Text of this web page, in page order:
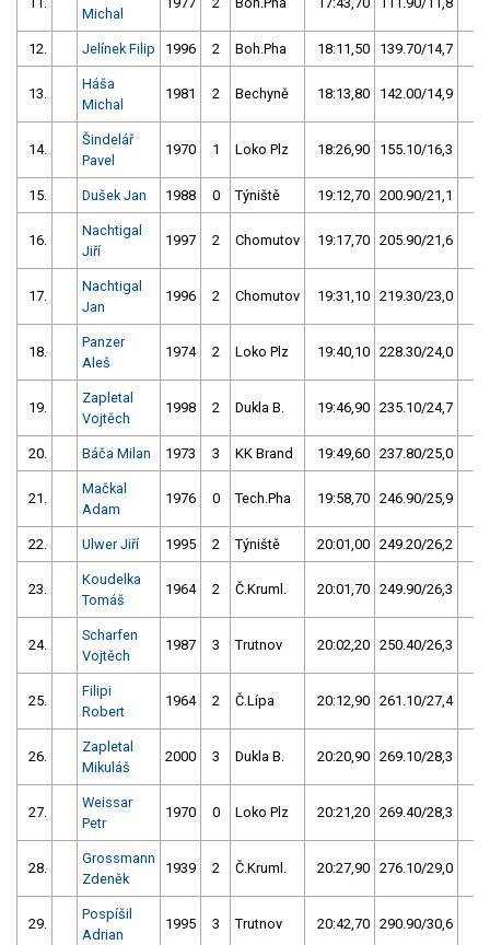
Michal
12. Jelínek Filip 1996 2 Boh.Pha 18:11,50 139.70/14,7
13.
Háša
Michal
1981 2 Bechyně 18:13,80 142.00/14,9
14.
Šindelář
Pavel
1970 1 Loko Plz 18:26,90 155.10/16,3
15. Dušek Jan 1988 0 Týniště 19:12,70 200.90/21,1
16.
Nachtigal
Jiří
1997 2 Chomutov 19:17,70 205.90/21,6
17.
Nachtigal
Jan
1996 2 Chomutov 19:31,10 219.30/23,0
18.
Panzer
Aleš
1974 2 Loko Plz 19:40,10 228.30/24,0
19.
Zapletal
Vojtěch
1998 2 Dukla B. 19:46,90 235.10/24,7
20. Báča Milan 1973 3 KK Brand 19:49,60 237.80/25,0
21.
Mačkal
Adam
1976 0 Tech.Pha 19:58,70 246.90/25,9
22. Ulwer Jiří 1995 2 Týniště 20:01,00 249.20/26,2
23.
Koudelka
Tomáš
1964 2 Č.Kruml. 20:01,70 249.90/26,3
24.
Scharfen
Vojtěch
1987 3 Trutnov 20:02,20 250.40/26,3
25.
Filipi
Robert
1964 2 Č.Lípa 20:12,90 261.10/27,4
26.
Zapletal
Mikuláš
2000 3 Dukla B. 20:20,90 269.10/28,3
27.
Weissar
Petr
1970 0 Loko Plz 20:21,20 269.40/28,3
28.
Grossmann
Zdeněk
1939 2 Č.Kruml. 20:27,90 276.10/29,0
29.
Pospíšil
Adrian
1995 3 Trutnov 20:42,70 290.90/30,6